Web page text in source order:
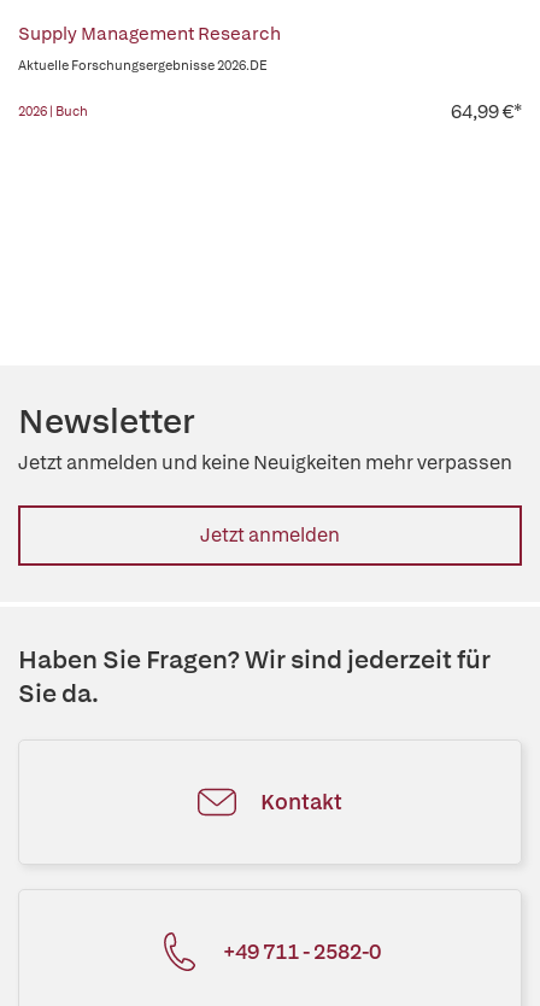
Supply Management Research
Aktuelle Forschungsergebnisse 2026.DE
2026 | Buch 64,99 €*
Newsletter
Jetzt anmelden und keine Neuigkeiten mehr verpassen
Jetzt anmelden
Haben Sie Fragen? Wir sind jederzeit für
Sie da.
Kontakt
+49 711 - 2582-0